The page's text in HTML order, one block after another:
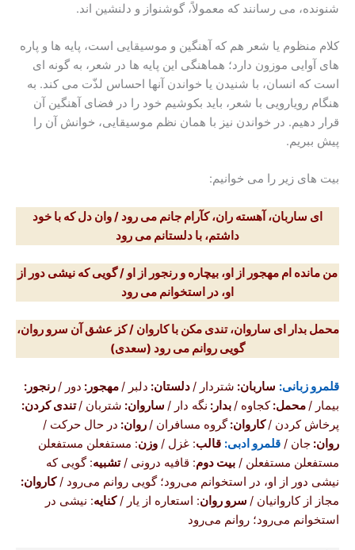
شنونده، می رسانند که معمولاً، گوشنواز و دلنشین اند.
کلام منظوم یا شعر هم که آهنگین و موسیقایی است، پایه ها و پاره
های آوایی موزون دارد؛ هماهنگی این پایه ها در شعر، به گونه ای
است که انسان، با شنیدن یا خواندن آنها احساس لذّت می کند. به
هنگام رویارویی با شعر، باید بکوشیم خود را در فضای آهنگین آن
قرار دهیم. در خواندن نیز با همان نظم موسیقایی، خوانش آن را
پیش ببریم.
بیت های زیر را می خوانیم:
ای ساربان، آهسته ران، کآرام جانم می رود / وان دل که با خود
داشتم، با دلستانم می رود
من مانده ام مهجور از او، بیچاره و رنجور از او / گویی که نیشی دور از
او، در استخوانم می رود
محمل بدار ای ساروان، تندی مکن با کاروان / کز عشق آن سرو روان،
گویی روانم می رود (سعدی)
قلمرو زبانی: ساربان: شتردار /دلستان: دلبر /مهجور: دور /رنجور:
بیمار /محمل:کجاوه /بدار: نگه دار / ساروان: شتربان /تندی کردن:
پرخاش کردن /کاروان:گروه مسافران /روان: در حال حرکت /
روان: جان / قلمرو ادبی: قالب: غزل / وزن: مستفعلن مستفعلن
مستفعلن مستفعلن / بیت دوم: قافیه درونی /تشبیه: گویی که
نیشی دور از او، در استخوانم می‌رود؛ گویی روانم می‌رود /کاروان:
مجاز از کاروانیان / سرو روان: استعاره از یار /کنایه: نیشی در
استخوانم می‌رود؛ روانم می‌رود